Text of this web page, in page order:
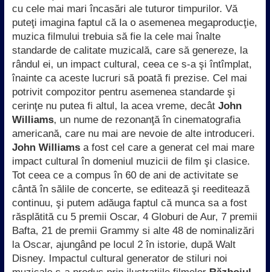
cu cele mai mari încasări ale tuturor timpurilor. Vă
puteţi imagina faptul că la o asemenea megaproducţie,
muzica filmului trebuia să fie la cele mai înalte
standarde de calitate muzicală, care să genereze, la
rândul ei, un impact cultural, ceea ce s-a şi întîmplat,
înainte ca aceste lucruri să poată fi prezise. Cel mai
potrivit compozitor pentru asemenea standarde şi
cerinţe nu putea fi altul, la acea vreme, decât John
Williams, un nume de rezonanţă în cinematografia
americană, care nu mai are nevoie de alte introduceri.
John Williamsa fost cel care a generat cel mai mare
impact cultural în domeniul muzicii de film şi clasice.
Tot ceea ce a compus în 60 de ani de activitate se
cântă în sălile de concerte, se editează şi reeditează
continuu, şi putem adăuga faptul că munca sa a fost
răsplătită cu 5 premii Oscar, 4 Globuri de Aur, 7 premii
Bafta, 21 de premii Grammy si alte 48 de nominalizări
la Oscar, ajungând pe locul 2 în istorie, după Walt
Disney. Impactul cultural generator de stiluri noi